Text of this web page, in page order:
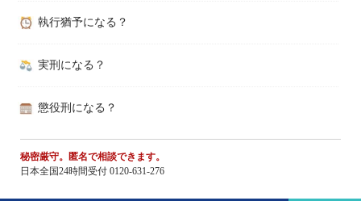
執行猶予になる？
実刑になる？
懲役刑になる？
秘密厳守。匿名で相談できます。
日本全国24時間受付 0120-631-276